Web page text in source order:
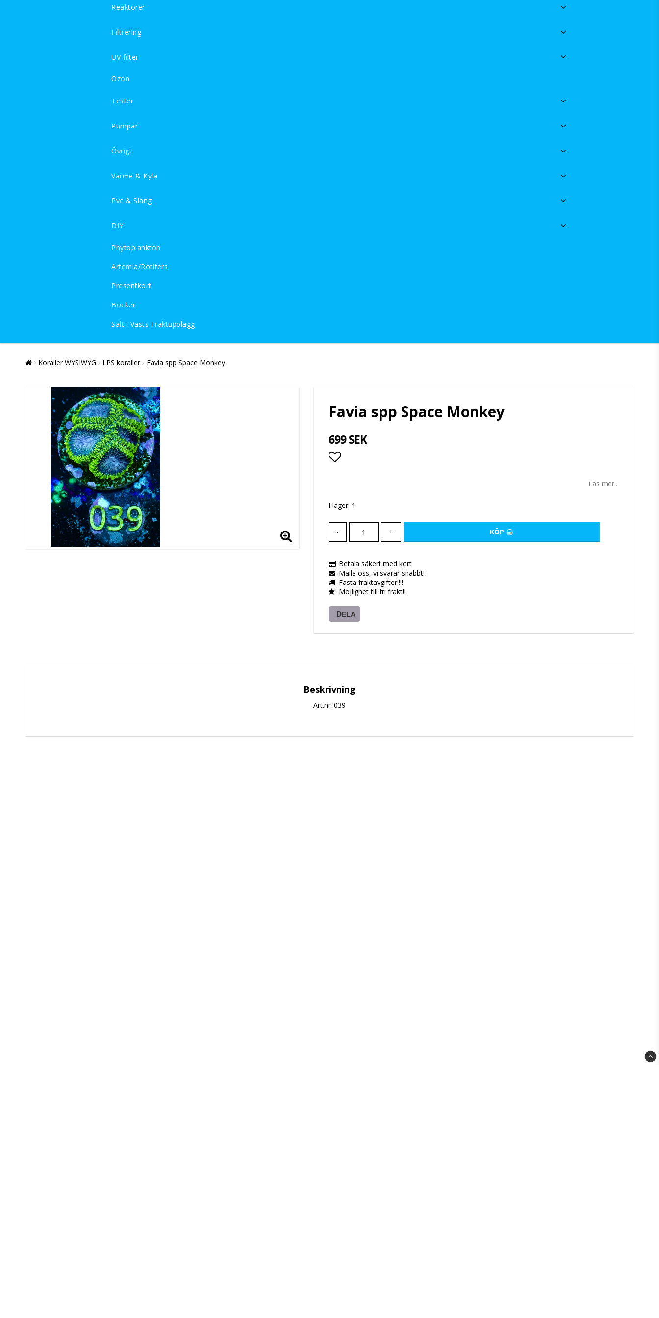
Reaktorer
Filtrering
UV filter
Ozon
Tester
Pumpar
Övrigt
Värme & Kyla
Pvc & Slang
DIY
Phytoplankton
Artemia/Rotifers
Presentkort
Böcker
Salt i Västs Fraktupplägg
Koraller WYSIWYG LPS koraller Favia spp Space Monkey
Favia spp Space Monkey
699 SEK
Läs mer...
I lager: 1
- + KÖP
Betala säkert med kort
Maila oss, vi svarar snabbt!
Fasta fraktavgifter!!!!
Möjlighet till fri frakt!!!
DELA
Beskrivning
Art.nr: 039